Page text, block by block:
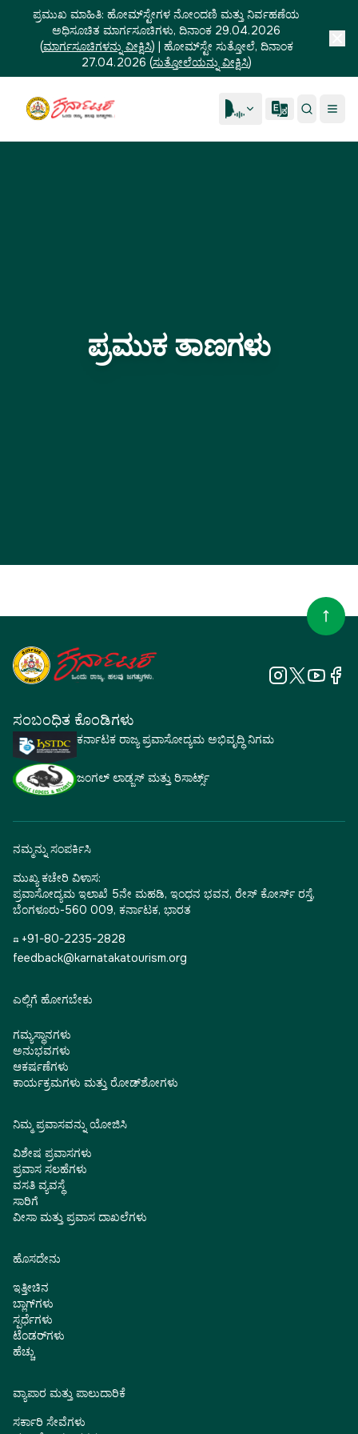
ಪ್ರಮುಖ ಮಾಹಿತಿ: ಹೋಮ್‌ಸ್ಟೇಗಳ ನೋಂದಣಿ ಮತ್ತು ನಿರ್ವಹಣೆಯ
ಅಧಿಸೂಚಿತ ಮಾರ್ಗಸೂಚಿಗಳು, ದಿನಾಂಕ 29.04.2026
(ಮಾರ್ಗಸೂಚಿಗಳನ್ನು ವೀಕ್ಷಿಸಿ) | ಹೋಮ್‌ಸ್ಟೇ ಸುತ್ತೋಲೆ, ದಿನಾಂಕ
27.04.2026 (ಸುತ್ತೋಲೆಯನ್ನು ವೀಕ್ಷಿಸಿ)
ಪ್ರಮುಕ ತಾಣಗಳು
ಸಂಬಂಧಿತ ಕೊಂಡಿಗಳು
ಕರ್ನಾಟಕ ರಾಜ್ಯ ಪ್ರವಾಸೋದ್ಯಮ ಅಭಿವೃದ್ಧಿ ನಿಗಮ
ಜಂಗಲ್ ಲಾಡ್ಜಸ್ ಮತ್ತು ರಿಸಾರ್ಟ್ಸ್
ನಮ್ಮನ್ನು ಸಂಪರ್ಕಿಸಿ
ಮುಖ್ಯ ಕಚೇರಿ ವಿಳಾಸ:
ಪ್ರವಾಸೋದ್ಯಮ ಇಲಾಖೆ 5ನೇ ಮಹಡಿ, ಇಂಧನ ಭವನ, ರೇಸ್ ಕೋರ್ಸ್ ರಸ್ತೆ,
ಬೆಂಗಳೂರು-560 009, ಕರ್ನಾಟಕ, ಭಾರತ
☎ +91-80-2235-2828
feedback@karnatakatourism.org
ಎಲ್ಲಿಗೆ ಹೋಗಬೇಕು
ಗಮ್ಯಸ್ಥಾನಗಳು
ಅನುಭವಗಳು
ಆಕರ್ಷಣೆಗಳು
ಕಾರ್ಯಕ್ರಮಗಳು ಮತ್ತು ರೋಡ್‌ಶೋಗಳು
ನಿಮ್ಮ ಪ್ರವಾಸವನ್ನು ಯೋಜಿಸಿ
ವಿಶೇಷ ಪ್ರವಾಸಗಳು
ಪ್ರವಾಸ ಸಲಹೆಗಳು
ವಸತಿ ವ್ಯವಸ್ಥೆ
ಸಾರಿಗೆ
ವೀಸಾ ಮತ್ತು ಪ್ರವಾಸ ದಾಖಲೆಗಳು
ಹೊಸದೇನು
ಇತ್ತೀಚಿನ
ಬ್ಲಾಗ್‌ಗಳು
ಸ್ಪರ್ಧೆಗಳು
ಟೆಂಡರ್‌ಗಳು
ಹೆಚ್ಚು
ವ್ಯಾಪಾರ ಮತ್ತು ಪಾಲುದಾರಿಕೆ
ಸರ್ಕಾರಿ ಸೇವೆಗಳು